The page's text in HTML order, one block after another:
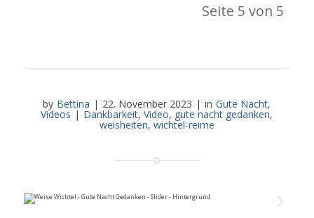
Seite 5 von 5
by Bettina | 22. November 2023 | in Gute Nacht,
Videos | Dankbarkeit,Video, gute nacht gedanken,
weisheiten, wichtel-reime